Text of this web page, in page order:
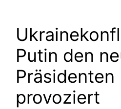
Putin den
Präsidenten
provoziert